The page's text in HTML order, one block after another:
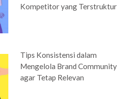
Kompetitor yang Terstruktur
Tips Konsistensi dalam
Mengelola Brand Community
agar Tetap Relevan